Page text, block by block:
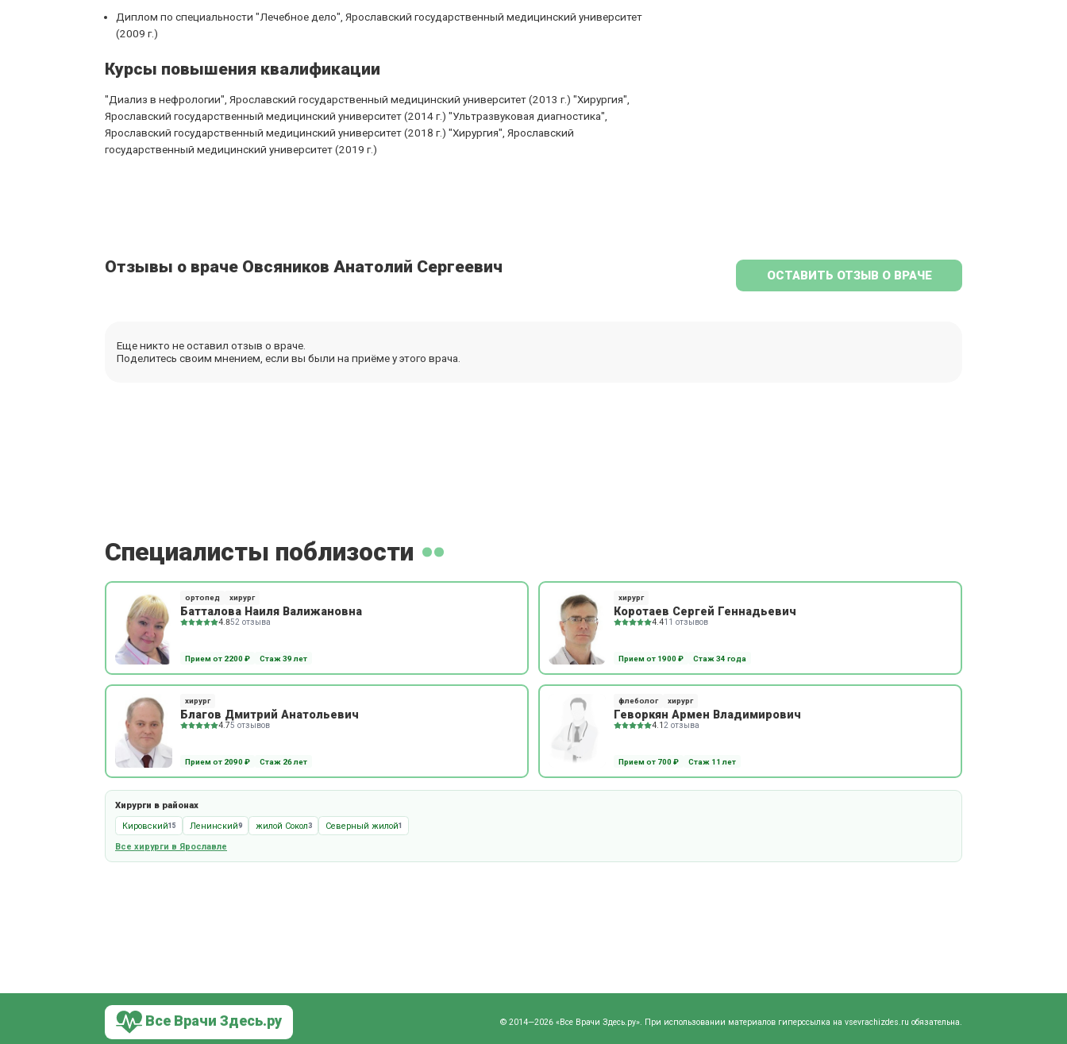
Диплом по специальности "Лечебное дело", Ярославский государственный медицинский университет
(2009 г.)
Курсы повышения квалификации
"Диализ в нефрологии", Ярославский государственный медицинский университет (2013 г.) "Хирургия",
Ярославский государственный медицинский университет (2014 г.) "Ультразвуковая диагностика",
Ярославский государственный медицинский университет (2018 г.) "Хирургия", Ярославский
государственный медицинский университет (2019 г.)
Отзывы о враче Овсяников Анатолий Сергеевич ОСТАВИТЬ ОТЗЫВ О ВРАЧЕ
Еще никто не оставил отзыв о враче.
Поделитесь своим мнением, если вы были на приёме у этого врача.
Специалисты поблизости
ортопед хирург
Батталова Наиля Валижановна
4.852 отзыва
Прием от 2200 ₽ Стаж 39 лет
хирург
Коротаев Сергей Геннадьевич
4.411 отзывов
Прием от 1900 ₽ Стаж 34 года
хирург
Благов Дмитрий Анатольевич
4.75 отзывов
Прием от 2090 ₽ Стаж 26 лет
флеболог хирург
Геворкян Армен Владимирович
4.1 2 отзыва
Прием от 700 ₽ Стаж 11 лет
Хирурги в районах
Кировский15 Ленинский9 жилой Сокол3 Северный жилой1
Все хирурги в Ярославле
Все Врачи Здесь.ру © 2014—2026 «Все Врачи Здесь.ру». При использовании материалов гиперссылка на vsevrachizdes.ru обязательна.